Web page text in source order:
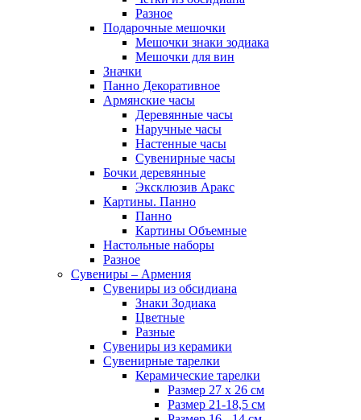
Разное
Подарочные мешочки
Мешочки знаки зодиака
Мешочки для вин
Значки
Панно Декоративное
Армянские часы
Деревянные часы
Наручные часы
Настенные часы
Сувенирные часы
Бочки деревянные
Эксклюзив Аракс
Картины. Панно
Панно
Картины Объемные
Настольные наборы
Разное
Сувениры – Армения
Сувениры из обсидиана
Знаки Зодиака
Цветные
Разные
Сувениры из керамики
Сувенирные тарелки
Керамические тарелки
Размер 27 х 26 см
Размер 21-18,5 см